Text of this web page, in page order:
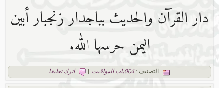
دار القرآن والحديث بباجدار زنجبار أبين
اليمن حرسها الله.
التصنيف :004باب المواقيت | اترك تعليقا